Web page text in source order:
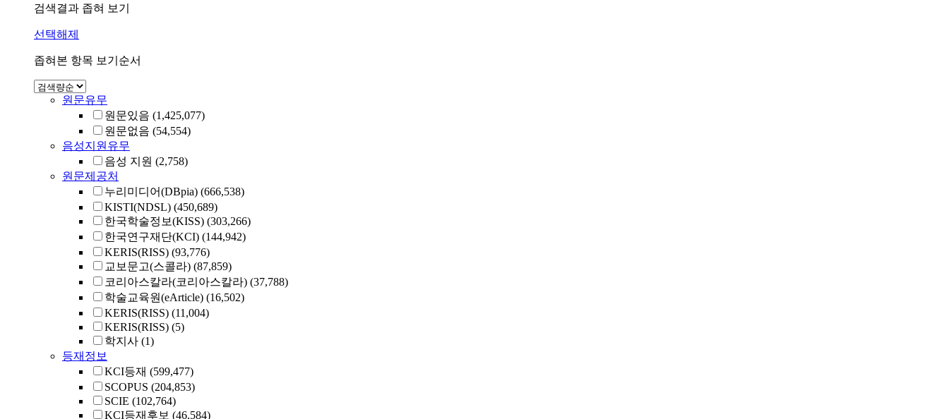
검색결과 좁혀 보기
선택해제
좁혀본 항목 보기순서
원문유무
원문있음 (1,425,077)
원문없음 (54,554)
음성지원유무
음성 지원 (2,758)
원문제공처
누리미디어(DBpia) (666,538)
KISTI(NDSL) (450,689)
한국학술정보(KISS) (303,266)
한국연구재단(KCI) (144,942)
KERIS(RISS) (93,776)
교보문고(스콜라) (87,859)
코리아스칼라(코리아스칼라) (37,788)
학술교육원(eArticle) (16,502)
KERIS(RISS) (11,004)
KERIS(RISS) (5)
학지사 (1)
등재정보
KCI등재 (599,477)
SCOPUS (204,853)
SCIE (102,764)
KCI등재후보 (46,584)